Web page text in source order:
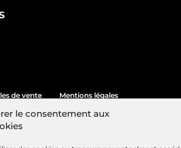
le consentement aux
de vente Mentions légales